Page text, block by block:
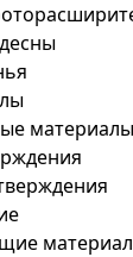
материалы